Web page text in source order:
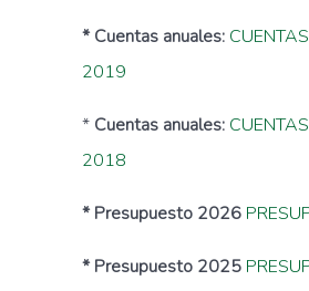
* Cuentas anuales:
2019
* Cuentas anuales:
2018
* Presupuesto 2026
* Presupuesto 2025